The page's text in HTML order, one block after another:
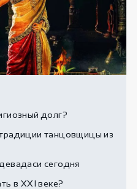
долг?
танцовщицы из
сегодня
в XXI веке?